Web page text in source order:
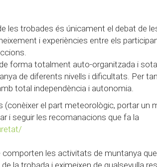
les trobades és únicament el debat de
i experiències entre els
forma totalment auto-organitzada i
de diferents nivells i dificultats. Per
total independència i autonomia.
el part meteorològic, portar un
i seguir les recomanacions que fa la
les activitats de muntanya